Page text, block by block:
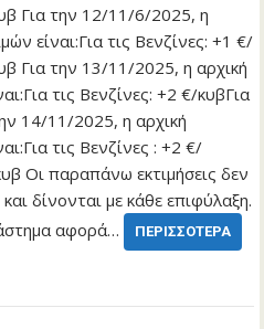
Για την 12/11/6/2025, η
είναι:Για τις Βενζίνες: +1 €/
Για την 13/11/2025, η αρχική
τις Βενζίνες: +2 €/κυβΓια
14/11/2025, η αρχική
τις Βενζίνες : +2 €/
Οι παραπάνω εκτιμήσεις δεν
δίνονται με κάθε επιφύλαξη.
αφορά…
ΠΕΡΙΣΣΌΤΕΡΑ